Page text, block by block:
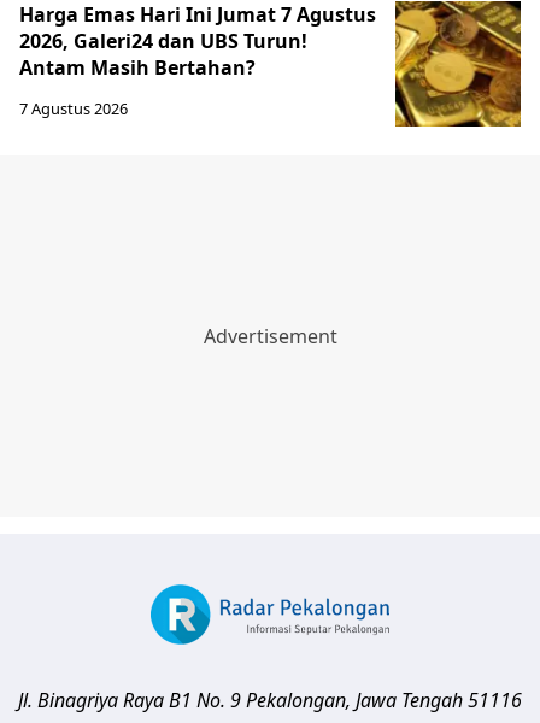
Harga Emas Hari Ini Jumat 7 Agustus
2026, Galeri24 dan UBS Turun!
Antam Masih Bertahan?
7 Agustus 2026
Jl. Binagriya Raya B1 No. 9Pekalongan, Jawa Tengah51116